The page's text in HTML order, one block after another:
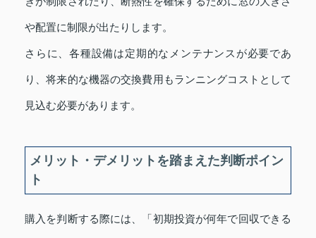
や配置に制限が出たりします。
さらに、各種設備は定期的なメンテナンスが必要であ
り、将来的な機器の交換費用もランニングコストとして
見込む必要があります。
メリット・デメリットを踏まえた判断ポイン
ト
購入を判断する際には、「初期投資が何年で回収できる